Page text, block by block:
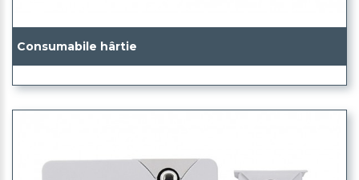
Consumabile hârtie